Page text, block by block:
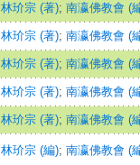
林玠宗 (著); 南瀛佛教會 (
林玠宗 (著); 南瀛佛教會 (
林玠宗 (著); 南瀛佛教會 (
林玠宗 (著); 南瀛佛教會 (
林玠宗 (著); 南瀛佛教會 (
林玠宗 (編); 南瀛佛教會 (